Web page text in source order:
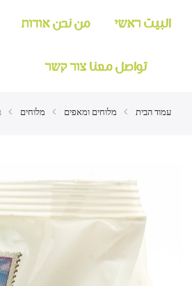
البيت ראשי من نحن אודות
تواصل معنا צור קשר
עמוד הבית מלוחים ומאפים מלוחים